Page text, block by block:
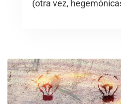
(otra vez,